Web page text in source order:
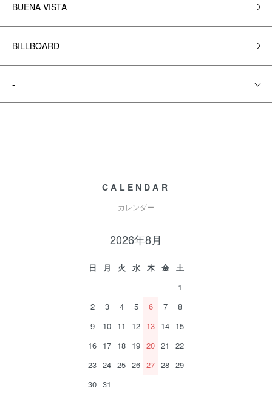
BUENA VISTA
BILLBOARD
-
CALENDAR
カレンダー
2026年8月
日 月 火 水 木 金
土
1
2
3 4 5 6 7
8
9
10 11 12 13 14 15
16 17 18 19 20 21
22
23 24 25 26 27 28 29
30 31